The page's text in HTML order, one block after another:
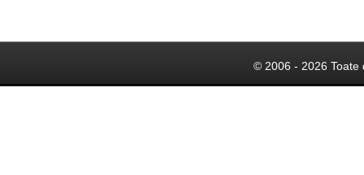
© 2006 - 2026